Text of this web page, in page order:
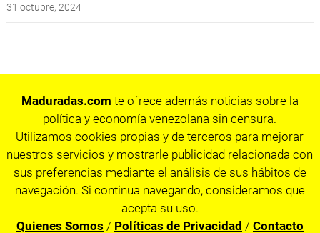
31 octubre, 2024
Maduradas.com te ofrece además noticias sobre la
política y economía venezolana sin censura.
Utilizamos cookies propias y de terceros para mejorar
nuestros servicios y mostrarle publicidad relacionada con
sus preferencias mediante el análisis de sus hábitos de
navegación. Si continua navegando, consideramos que
acepta su uso.
Quienes Somos / Políticas de Privacidad / Contacto